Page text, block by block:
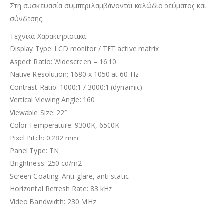
Στη συσκευασία συμπεριλαμβάνονται καλώδιο ρεύματος και
σύνδεσης.
Τεχνικά Χαρακτηριστικά:
Display Type: LCD monitor / TFT active matrix
Aspect Ratio: Widescreen – 16:10
Native Resolution: 1680 x 1050 at 60 Hz
Contrast Ratio: 1000:1 / 3000:1 (dynamic)
Vertical Viewing Angle: 160
Viewable Size: 22″
Color Temperature: 9300K, 6500K
Pixel Pitch: 0.282 mm
Panel Type: TN
Brightness: 250 cd/m2
Screen Coating: Anti-glare, anti-static
Horizontal Refresh Rate: 83 kHz
Video Bandwidth: 230 MHz